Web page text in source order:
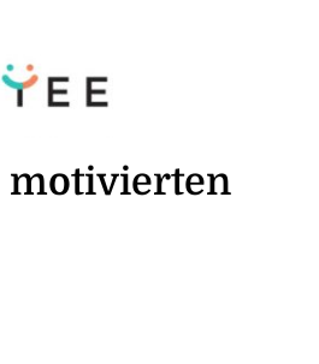
motivierten